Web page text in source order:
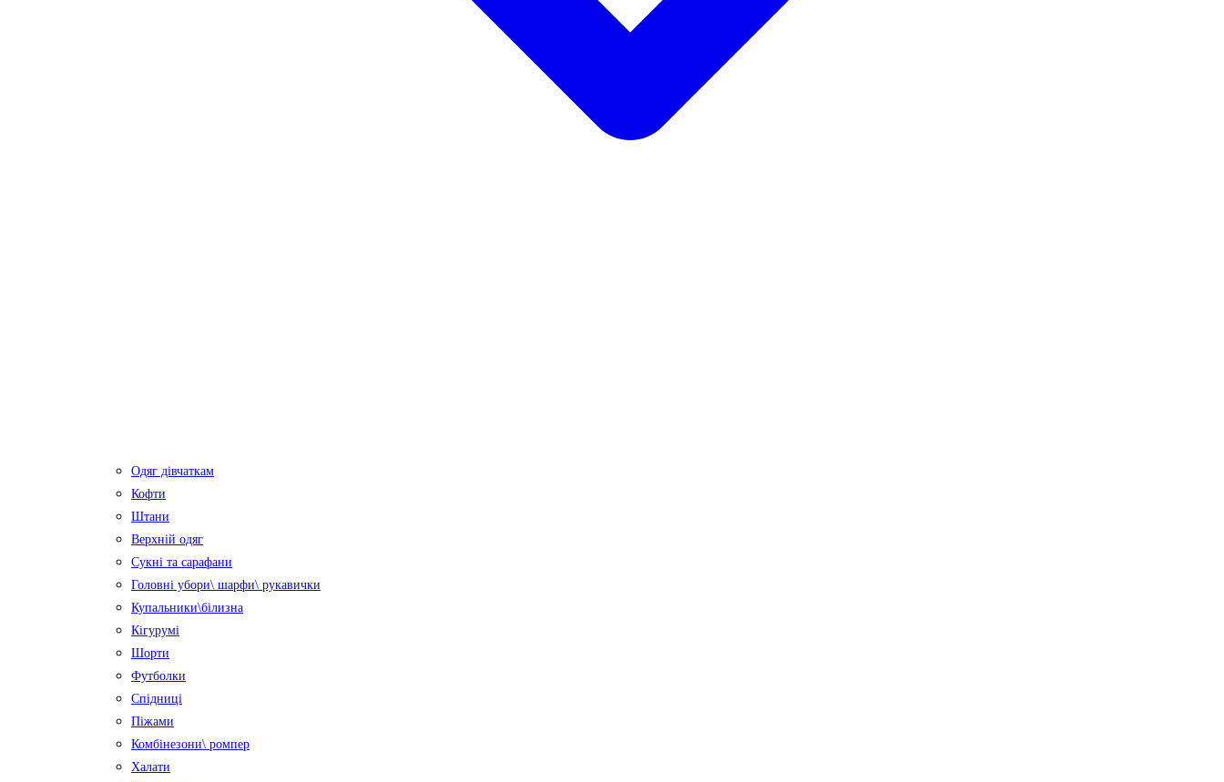
Одяг дівчаткам
Кофти
Штани
Верхній одяг
Сукні та сарафани
Головні убори\ шарфи\ рукавички
Купальники\білизна
Кігурумі
Шорти
Футболки
Спідниці
Піжами
Комбінезони\ ромпер
Халати